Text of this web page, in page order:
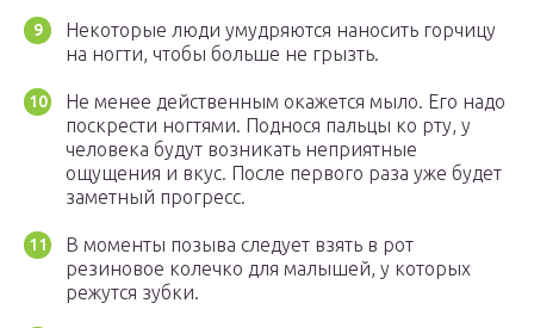
Некоторые люди умудряются наносить горчицу
на ногти, чтобы больше не грызть.
Не менее действенным окажется мыло. Его надо
поскрести ногтями. Поднося пальцы ко рту, у
человека будут возникать неприятные
ощущения и вкус. После первого раза уже будет
заметный прогресс.
В моменты позыва следует взять в рот
резиновое колечко для малышей, у которых
режутся зубки.